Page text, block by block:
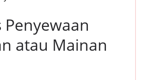
Penyewaan
atau Mainan